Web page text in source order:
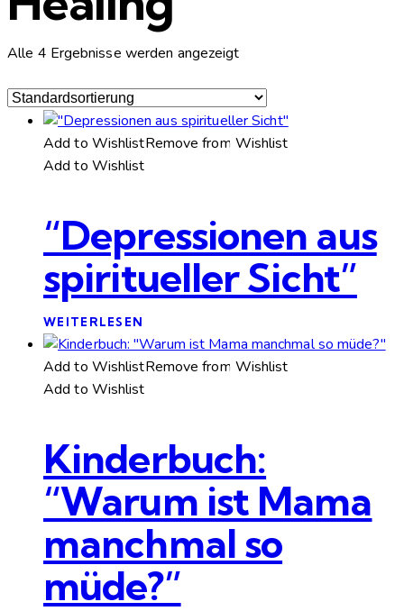
Alle 4 Ergebnisse werden angezeigt
Add to WishlistRemove from Wishlist
Add to Wishlist
“Depressionen aus
spiritueller Sicht”
WEITERLESEN
Add to WishlistRemove from Wishlist
Add to Wishlist
Kinderbuch:
“Warum ist Mama
manchmal so
müde?”